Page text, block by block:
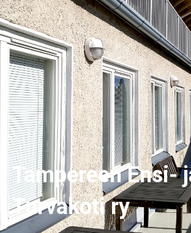
Tampereen Ensi-
Turvakoti ry